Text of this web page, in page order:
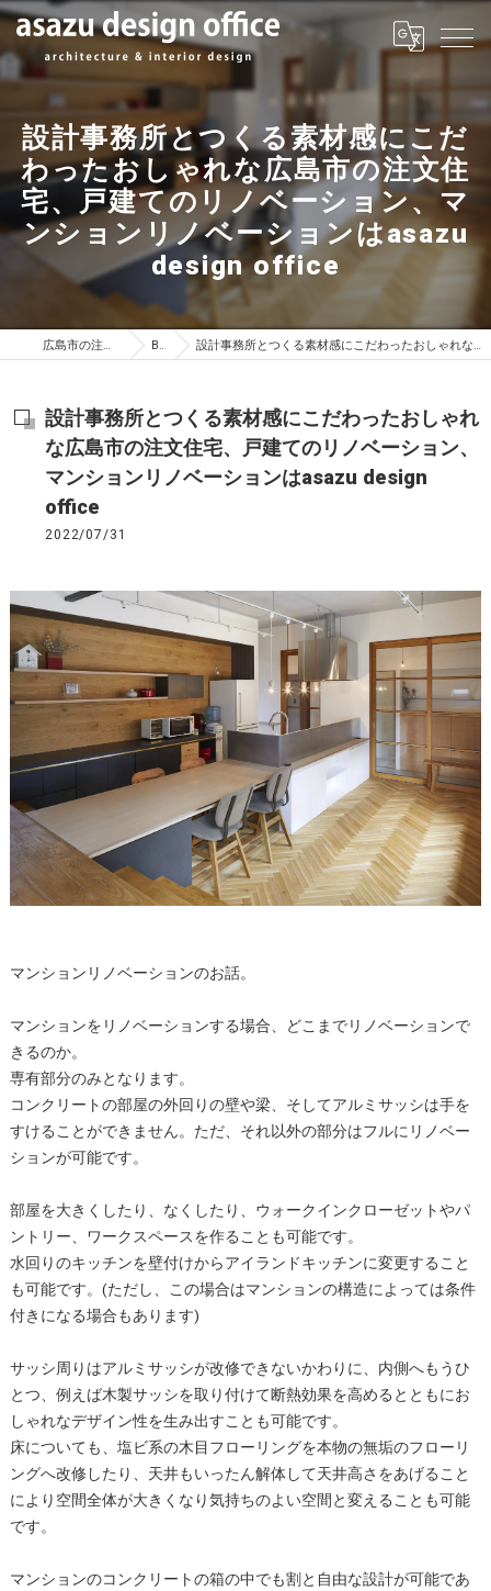
設計事務所とつくる素材感にこだ
わったおしゃれな広島市の注文住
宅、戸建てのリノベーション、マ
ンションリノベーションはasazu
design office
広島市の注文住宅はasazu design office BLOG 設計事務所とつくる素材感にこだわったおしゃれな広島市の注文住宅、戸建てのリノベーション、マンションリノベーションはasazu design office
設計事務所とつくる素材感にこだわったおしゃれ
な広島市の注文住宅、戸建てのリノベーション、
マンションリノベーションはasazu design
office
2022/07/31
マンションリノベーションのお話。
マンションをリノベーションする場合、どこまでリノベーションで
きるのか。
専有部分のみとなります。
コンクリートの部屋の外回りの壁や梁、そしてアルミサッシは手を
すけることができません。ただ、それ以外の部分はフルにリノベー
ションが可能です。
部屋を大きくしたり、なくしたり、ウォークインクローゼットやパ
ントリー、ワークスペースを作ることも可能です。
水回りのキッチンを壁付けからアイランドキッチンに変更すること
も可能です。(ただし、この場合はマンションの構造によっては条件
付きになる場合もあります)
サッシ周りはアルミサッシが改修できないかわりに、内側へもうひ
とつ、例えば木製サッシを取り付けて断熱効果を高めるとともにお
しゃれなデザイン性を生み出すことも可能です。
床についても、塩ビ系の木目フローリングを本物の無垢のフローリ
ングへ改修したり、天井もいったん解体して天井高さをあげること
により空間全体が大きくなり気持ちのよい空間と変えることも可能
です。
マンションのコンクリートの箱の中でも割と自由な設計が可能であ